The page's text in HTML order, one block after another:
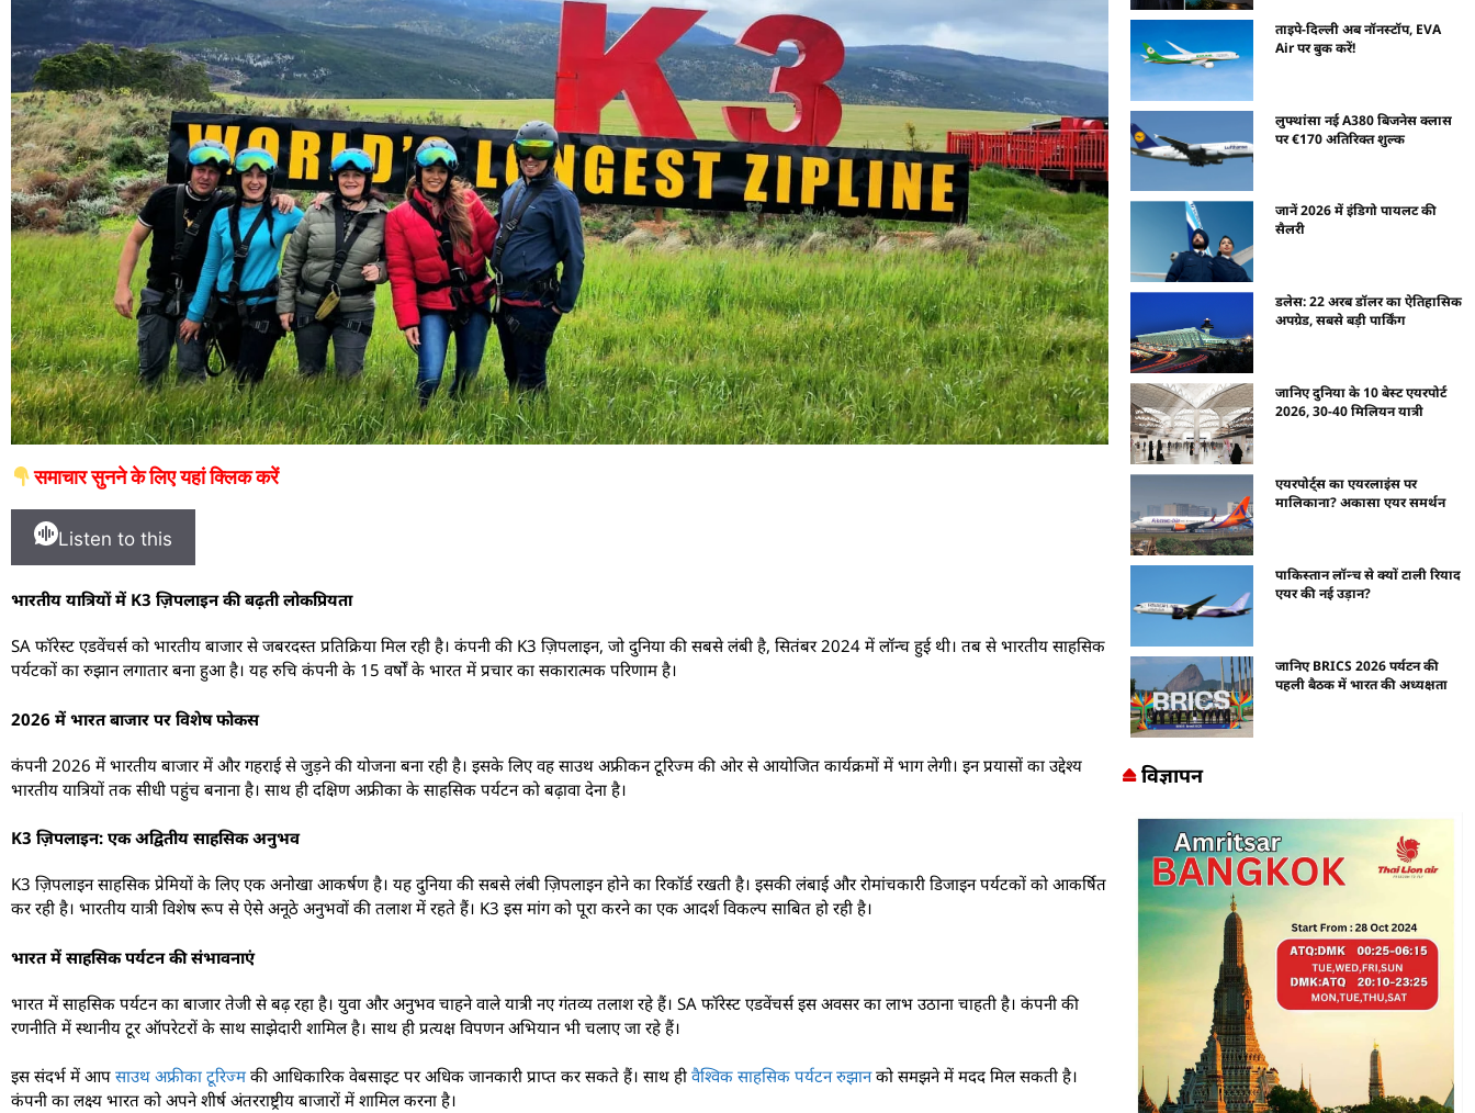
समाचार सुनने के लिए यहां क्लिक करें
Listen to this
भारतीय यात्रियों में K3 ज़िपलाइन की बढ़ती लोकप्रियता
SA फॉरेस्ट एडवेंचर्स को भारतीय बाजार से जबरदस्त प्रतिक्रिया मिल रही है। कंपनी की K3 ज़िपलाइन, जो दुनिया की सबसे लंबी है, सितंबर 2024 में लॉन्च हुई थी। तब से भारतीय साहसिक
पर्यटकों का रुझान लगातार बना हुआ है। यह रुचि कंपनी के 15 वर्षों के भारत में प्रचार का सकारात्मक परिणाम है।
2026 में भारत बाजार पर विशेष फोकस
कंपनी 2026 में भारतीय बाजार में और गहराई से जुड़ने की योजना बना रही है। इसके लिए वह साउथ अफ्रीकन टूरिज्म की ओर से आयोजित कार्यक्रमों में भाग लेगी। इन प्रयासों का उद्देश्य
भारतीय यात्रियों तक सीधी पहुंच बनाना है। साथ ही दक्षिण अफ्रीका के साहसिक पर्यटन को बढ़ावा देना है।
K3 ज़िपलाइन: एक अद्वितीय साहसिक अनुभव
K3 ज़िपलाइन साहसिक प्रेमियों के लिए एक अनोखा आकर्षण है। यह दुनिया की सबसे लंबी ज़िपलाइन होने का रिकॉर्ड रखती है। इसकी लंबाई और रोमांचकारी डिजाइन पर्यटकों को आकर्षित
कर रही है। भारतीय यात्री विशेष रूप से ऐसे अनूठे अनुभवों की तलाश में रहते हैं। K3 इस मांग को पूरा करने का एक आदर्श विकल्प साबित हो रही है।
भारत में साहसिक पर्यटन की संभावनाएं
भारत में साहसिक पर्यटन का बाजार तेजी से बढ़ रहा है। युवा और अनुभव चाहने वाले यात्री नए गंतव्य तलाश रहे हैं। SA फॉरेस्ट एडवेंचर्स इस अवसर का लाभ उठाना चाहती है। कंपनी की
रणनीति में स्थानीय टूर ऑपरेटरों के साथ साझेदारी शामिल है। साथ ही प्रत्यक्ष विपणन अभियान भी चलाए जा रहे हैं।
इस संदर्भ में आप साउथ अफ्रीका टूरिज्मकी आधिकारिक वेबसाइट पर अधिक जानकारी प्राप्त कर सकते हैं। साथ ही वैश्विक साहसिक पर्यटन रुझानको समझने में मदद मिल सकती है।
कंपनी का लक्ष्य भारत को अपने शीर्ष अंतरराष्ट्रीय बाजारों में शामिल करना है।
ताइपे-दिल्ली अब नॉनस्टॉप, EVA
Air पर बुक करें!
लुफ्थांसा नई A380 बिजनेस क्लास
पर €170 अतिरिक्त शुल्क
जानें 2026 में इंडिगो पायलट की
सैलरी
डलेस: 22 अरब डॉलर का ऐतिहासिक
अपग्रेड, सबसे बड़ी पार्किंग
जानिए दुनिया के 10 बेस्ट एयरपोर्ट
2026, 30-40 मिलियन यात्री
एयरपोर्ट्स का एयरलाइंस पर
मालिकाना? अकासा एयर समर्थन
पाकिस्तान लॉन्च से क्यों टाली रियाद
एयर की नई उड़ान?
जानिए BRICS 2026 पर्यटन की
पहली बैठक में भारत की अध्यक्षता
विज्ञापन